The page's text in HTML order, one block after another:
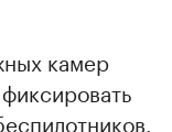
камер